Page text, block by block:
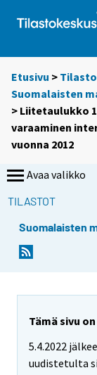
Etusivu >
Suomalaisten
> Liitetaulukko
varaaminen
vuonna 2012
Avaa valikko
TILASTOT
Suomalaisten
Tämä sivu
5.4.2022
uudistetulta